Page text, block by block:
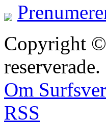
Copyright
reserverade.
Om
RSS